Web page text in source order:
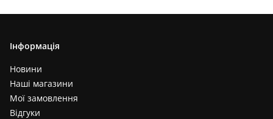
Інформація
Новини
Наші магазини
Мої замовлення
Відгуки